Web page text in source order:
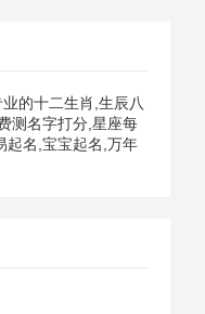
的十二生肖,生辰八
测名字打分,星座每
起名,宝宝起名,万年